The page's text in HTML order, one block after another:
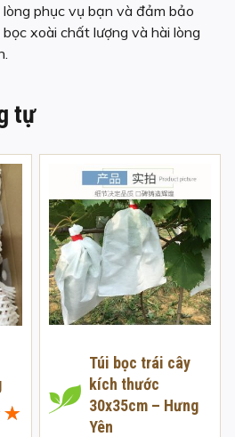
phục vụ bạn và đảm bảo
xoài chất lượng và hài lòng
tự
Túi bọc trái cây
kích thước
30x35cm – Hưng
Yên